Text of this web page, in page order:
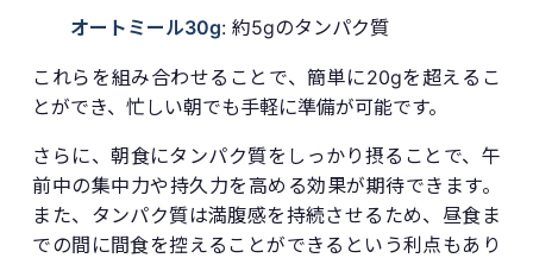
オートミール30g: 約5gのタンパク質
これらを組み合わせることで、簡単に20gを超えるこ
とができ、忙しい朝でも手軽に準備が可能です。
さらに、朝食にタンパク質をしっかり摂ることで、午
前中の集中力や持久力を高める効果が期待できます。
また、タンパク質は満腹感を持続させるため、昼食ま
での間に間食を控えることができるという利点もあり